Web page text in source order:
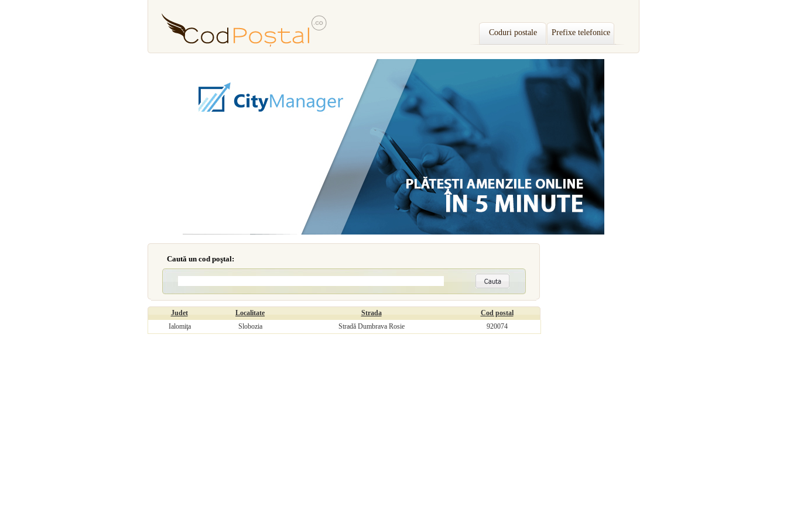
Coduri postale Prefixe telefonice
Caută un cod poştal:
Judet Localitate Strada
Cod postal
Ialomiţa
Slobozia Stradă Dumbrava Rosie 920074